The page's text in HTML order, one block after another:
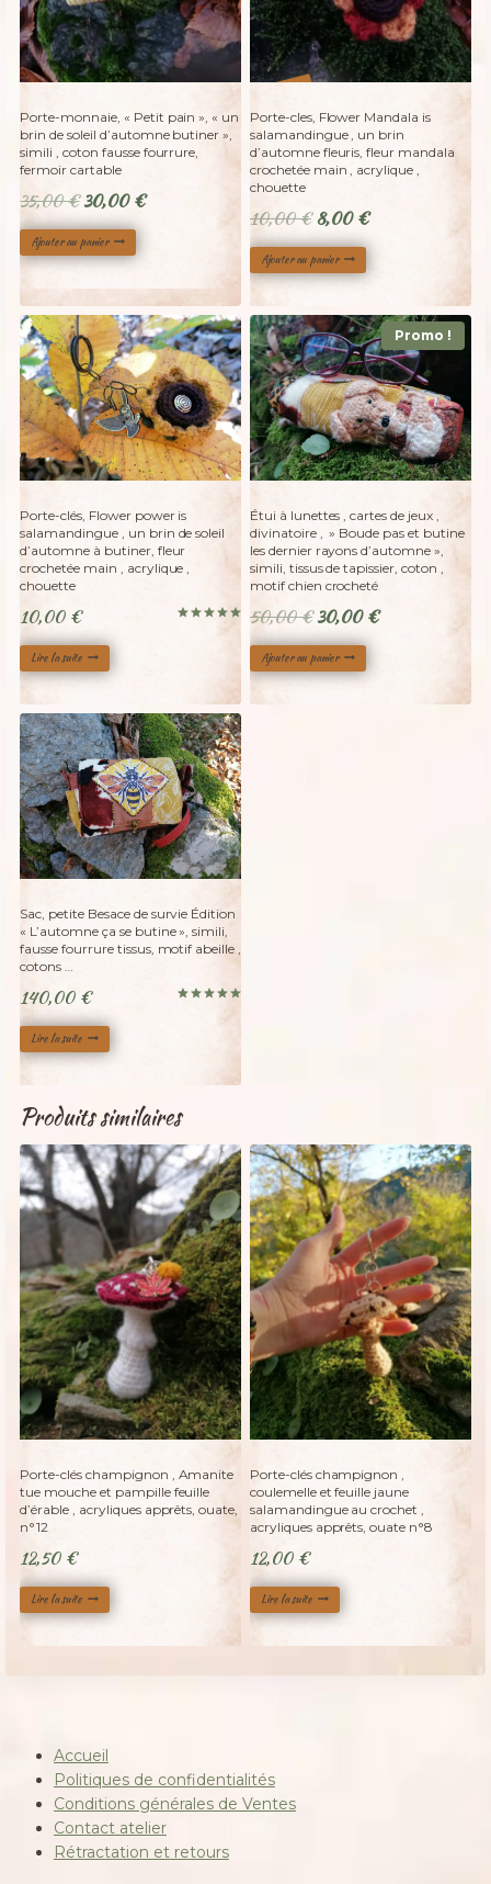
Porte-monnaie, « Petit pain », « un
brin de soleil d’automne butiner »,
simili , coton fausse fourrure,
fermoir cartable
35,00€ Le
prix
initial
35,00 €.
30,00€Le
30,00 €.
Ajouter au panier
20
Porte-cles, Flower Mandala is
salamandingue , un brin
d’automne fleuris, fleur mandala
crochetée main , acrylique ,
chouette
10,00€ Le
prix
initial
10,00 €.
8,00€Le
prix
actuel
8,00 €.
Ajouter au panier
Adopté
Porte-clés, Flower power is
salamandingue , un brin de soleil
d’automne à butiner, fleur
crochetée main , acrylique ,
chouette
10,00 €
Lire la suite
Promo !
Étui à lunettes , cartes de jeux ,
divinatoire , » Boude pas et butine
les dernier rayons d’automne »,
simili, tissus de tapissier, coton ,
motif chien crocheté
50,00€ Le
prix
initial
30,00€Le
Ajouter au panier
Adopté
Sac, petite Besace de survie Édition
« L’automne ça se butine », simili,
fausse fourrure tissus, motif abeille ,
cotons …
140,00 €
Lire la suite
Produits similaires
Adopté
Porte-clés champignon , Amanite
tue mouche et pampille feuille
d’érable , acryliques apprêts, ouate,
n°12
12,50 €
Lire la suite
Adopté
Porte-clés champignon ,
coulemelle et feuille jaune
salamandingue au crochet ,
acryliques apprêts, ouate n°8
12,00 €
Lire la suite
Accueil
Politiques de confidentialités
Conditions générales de Ventes
Contact atelier
Rétractation et retours